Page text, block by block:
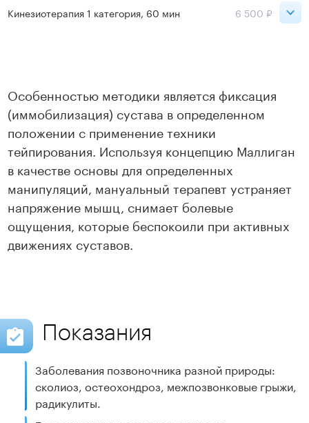
Петроградская
Лаборатория движения 6 000 ₽
Кинезиотерапия 1 категория, 60 мин 6 500 ₽
Записаться
Особенностью методики является фиксация
(иммобилизация) сустава в определенном
положении с применение техники
тейпирования. Используя концепцию Маллиган
в качестве основы для определенных
манипуляций, мануальный терапевт устраняет
напряжение мышц, снимает болевые
ощущения, которые беспокоили при активных
движениях суставов.
Показания
Заболевания позвоночника разной природы:
сколиоз, остеохондроз, межпозвонковые грыжи,
радикулиты.